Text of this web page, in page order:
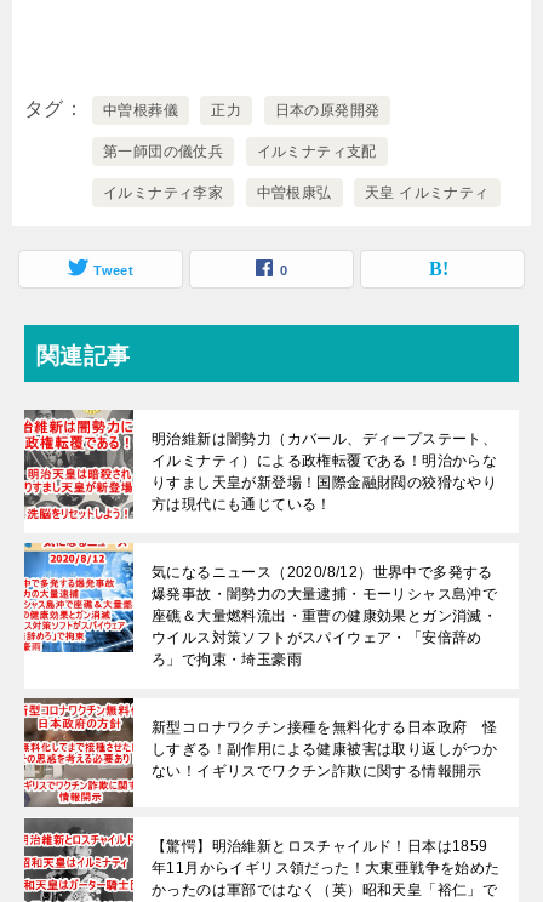
タグ 中曽根葬儀 正力 日本の原発開発
第一師団の儀仗兵 イルミナティ支配
イルミナティ李家 中曽根康弘 天皇 イルミナティ
Tweet 0
関連記事
明治維新は闇勢力（カバール、ディープステート、
イルミナティ）による政権転覆である！明治からな
りすまし天皇が新登場！国際金融財閥の狡猾なやり
方は現代にも通じている！
気になるニュース（2020/8/12）世界中で多発する
爆発事故・闇勢力の大量逮捕・モーリシャス島沖で
座礁＆大量燃料流出・重曹の健康効果とガン消滅・
ウイルス対策ソフトがスパイウェア・「安倍辞め
ろ」で拘束・埼玉豪雨
新型コロナワクチン接種を無料化する日本政府 怪
しすぎる！副作用による健康被害は取り返しがつか
ない！イギリスでワクチン詐欺に関する情報開示
【驚愕】明治維新とロスチャイルド！日本は1859
年11月からイギリス領だった！大東亜戦争を始めた
かったのは軍部ではなく（英）昭和天皇「裕仁」で